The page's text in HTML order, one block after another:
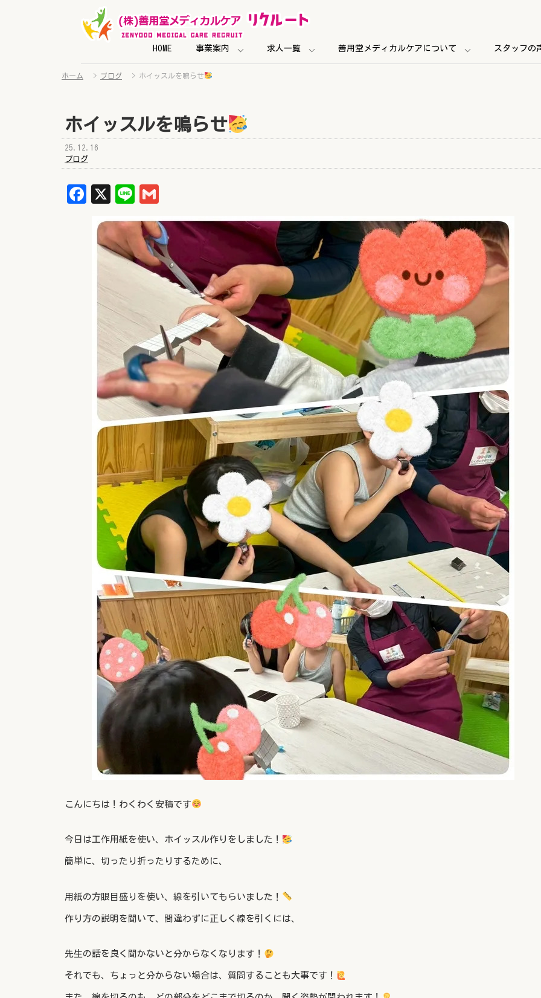
HOME 事業案内 求人一覧 善用堂メディカルケアについて スタッフの
ホーム > ブログ > ホイッスルを鳴らせ
ホイッスルを鳴らせ
25.12.16
ブログ
Facebook
X Line
こんにちは！わくわく安積です
今日は工作用紙を使い、ホイッスル作りをしました！
簡単に、切ったり折ったりするために、
用紙の方眼目盛りを使い、線を引いてもらいました！
作り方の説明を聞いて、間違わずに正しく線を引くには、
先生の話を良く聞かないと分からなくなります！
それでも、ちょっと分からない場合は、質問することも大事です！